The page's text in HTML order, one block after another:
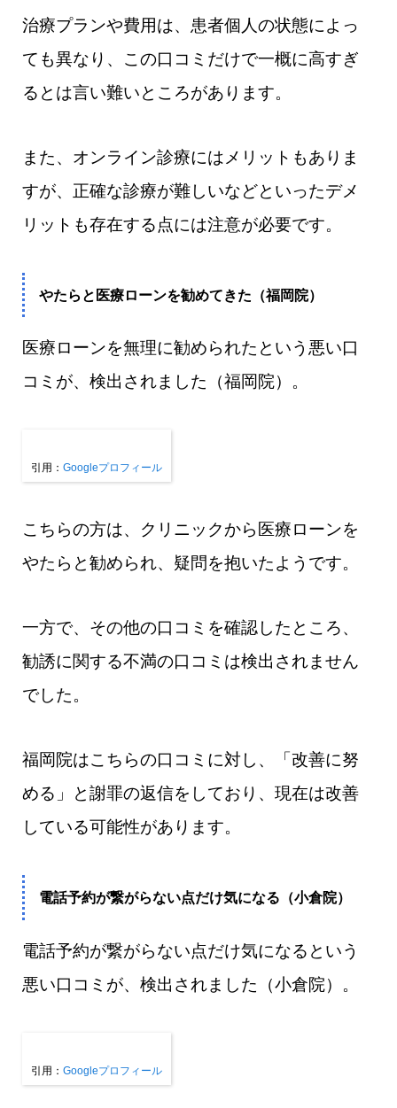
治療プランや費用は、患者個人の状態によっ
ても異なり、この口コミだけで一概に高すぎ
るとは言い難いところがあります。
また、オンライン診療にはメリットもありま
すが、正確な診療が難しいなどといったデメ
リットも存在する点には注意が必要です。
やたらと医療ローンを勧めてきた（福岡院）
医療ローンを無理に勧められたという悪い口
コミが、検出されました（福岡院）。
引用： Googleプロフィール
こちらの方は、クリニックから医療ローンを
やたらと勧められ、疑問を抱いたようです。
一方で、その他の口コミを確認したところ、
勧誘に関する不満の口コミは検出されません
でした。
福岡院はこちらの口コミに対し、「改善に努
める」と謝罪の返信をしており、現在は改善
している可能性があります。
電話予約が繋がらない点だけ気になる（小倉院）
​​電話予約が繋がらない点だけ気になるという
悪い口コミが、検出されました（小倉院）。
引用： Googleプロフィール